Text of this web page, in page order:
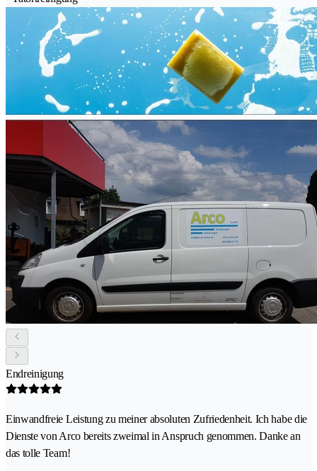
Endreinigung
Einwandfreie Leistung zu meiner absoluten Zufriedenheit. Ich habe die
Dienste von Arco bereits zweimal in Anspruch genommen. Danke an
das tolle Team!